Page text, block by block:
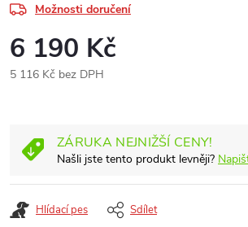
Možnosti doručení
6 190 Kč
5 116 Kč bez DPH
ZÁRUKA NEJNIŽŠÍ CENY!
Našli jste tento produkt levněji?
Hlídací pes Sdílet